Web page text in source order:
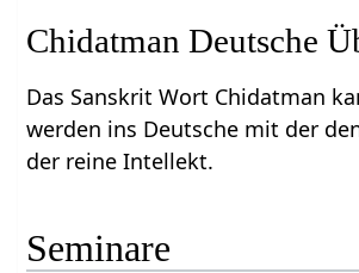
Chidatman Deutsche
Das Sanskrit Wort Chidatman
werden ins Deutsche mit der
der reine Intellekt.
Seminare